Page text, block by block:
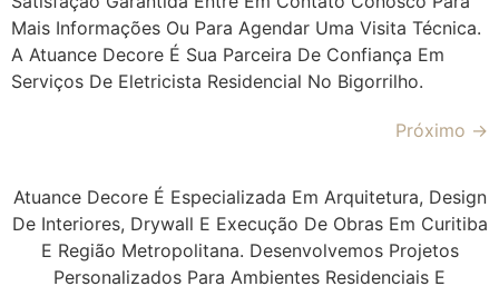
Mais Informações Ou Para Agendar Uma Visita Técnica.
A Atuance Decore É Sua Parceira De Confiança Em
Serviços De Eletricista Residencial No Bigorrilho.
Próximo →
Atuance Decore É Especializada Em Arquitetura, Design
De Interiores, Drywall E Execução De Obras Em Curitiba
E Região Metropolitana. Desenvolvemos Projetos
Personalizados Para Ambientes Residenciais E